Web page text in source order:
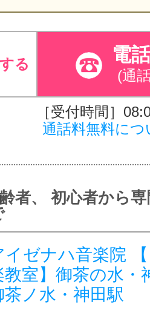
る 電
(通
［受付時間］
通話料無料につ
者、 初心者から
イゼナハ音楽院
教室】御茶の水・
茶ノ水・神田駅